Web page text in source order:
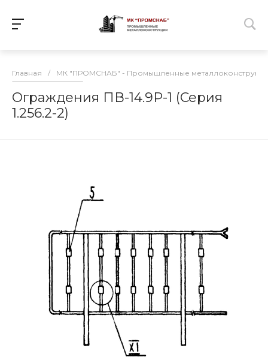
Главная / МК "ПРОМСНАБ" - Промышленные
Ограждения ПВ-14.9Р-1 (Серия
1.256.2-2)